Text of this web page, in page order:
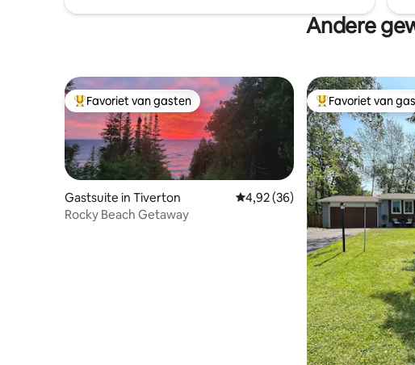
Andere
Topfavoriet van gasten
Favoriet van gasten
Gastsuite in Tiverton Gemiddelde beoordeling van
4,92 (36)
Rocky Beach Getaway
Topfavoriet van
Favoriet van